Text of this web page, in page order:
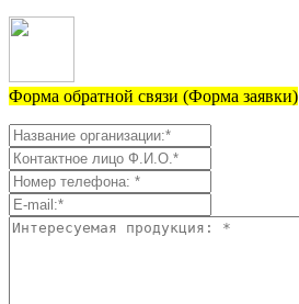
Форма обратной связи (Форма заявки)